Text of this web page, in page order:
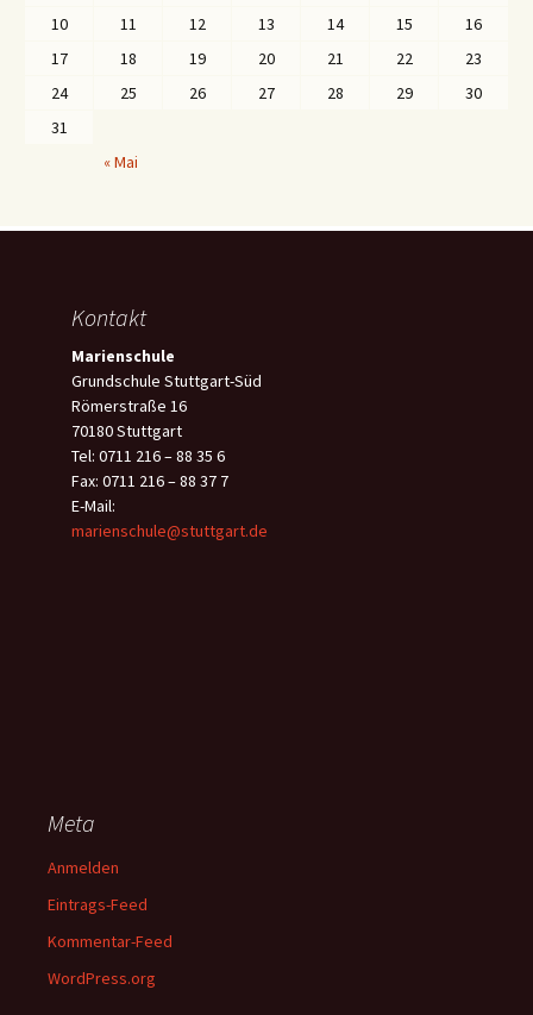
10
11 12 13 14 15
16
17
18 19 20 21 22
23
24
25 26 27 28 29
30
31
« Mai
Kontakt
Marienschule
Grundschule Stuttgart-Süd
Römerstraße 16
70180 Stuttgart
Tel: 0711 216 – 88 35 6
Fax: 0711 216 – 88 37 7
E-Mail:
marienschule@stuttgart.de
Meta
Anmelden
Eintrags-Feed
Kommentar-Feed
WordPress.org